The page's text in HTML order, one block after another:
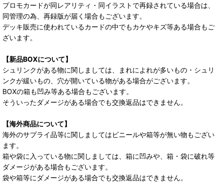
プロモカードが同レアリティ・同イラストで再録されている場合は、
同管理の為、再録版が届く場合もございます。
デッキ販売に使われているカードの中でもカケやキズ等ある場合もご
ざいます。
【新品BOXについて】
シュリンクがある物に関しましては、まれによれが多いもの・シュリ
ンクが緩いもの、穴が開いている物がある場合がございます。
BOXの箱も凹み等ある場合もございます。
そういったダメージがある場合でも交換返品はできません。
【海外商品について】
海外のサプライ品等に関しましてはビニールや箱等が無い物もござい
ます。
箱や袋に入っている物に関しましては、箱に凹みや、箱・袋に破れ等
ダメージがある場合もございます。
袋や箱等にダメージがある場合でも交換返品はできません。